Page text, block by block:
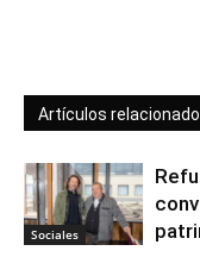
Artículos
Sociales